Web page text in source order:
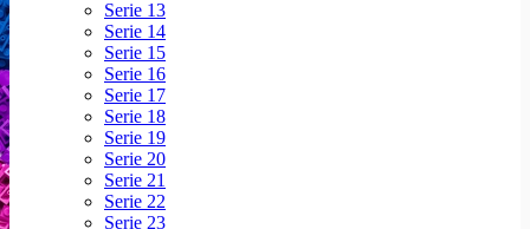
Serie 13
Serie 14
Serie 15
Serie 16
Serie 17
Serie 18
Serie 19
Serie 20
Serie 21
Serie 22
Serie 23